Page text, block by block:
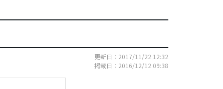
更新日：2017/11/22 12:32
掲載日：2016/12/12 09:38